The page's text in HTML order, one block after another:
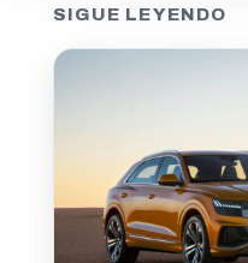
SIGUE LEYENDO